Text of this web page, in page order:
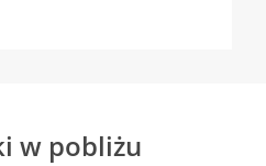
w pobliżu